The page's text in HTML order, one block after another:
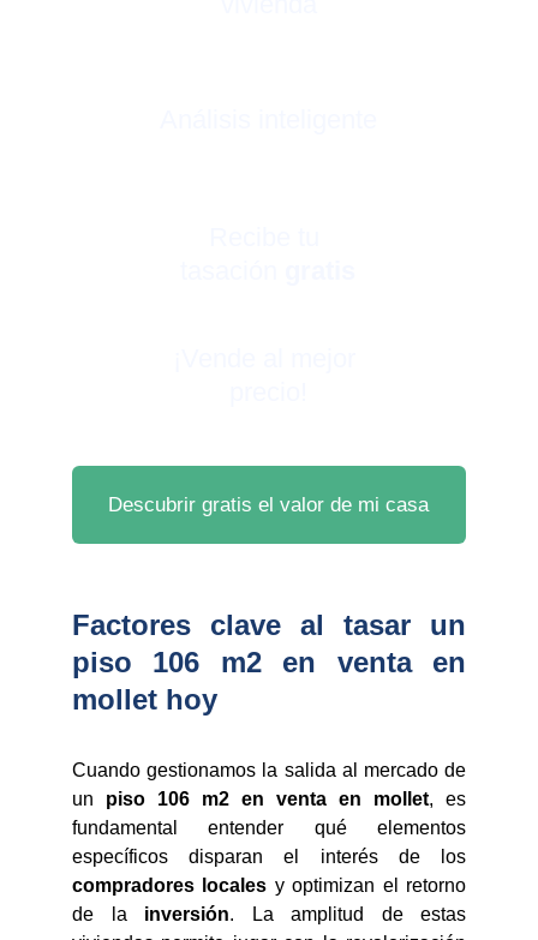
Descubrir gratis el valor de mi casa
Factores clave al tasar un
piso 106 m2 en venta en
mollet hoy
Cuando gestionamos la salida al mercado de
un piso 106 m2 en venta en mollet, es
fundamental entender qué elementos
específicos disparan el interés de los
compradores locales y optimizan el retorno
de la inversión. La amplitud de estas